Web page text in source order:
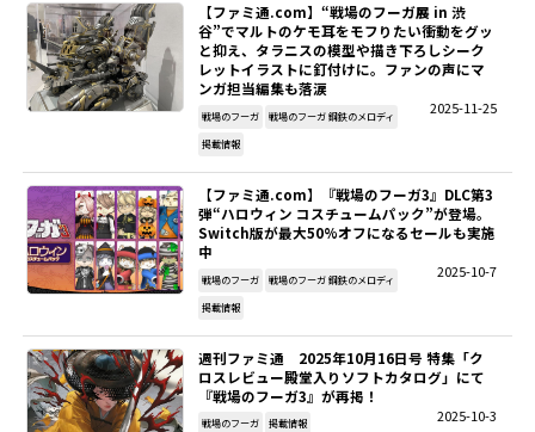
【ファミ通.com】“戦場のフーガ展 in 渋
谷”でマルトのケモ耳をモフりたい衝動をグッ
と抑え、タラニスの模型や描き下ろしシーク
レットイラストに釘付けに。ファンの声にマ
ンガ担当編集も落涙
2025-11-25
戦場のフーガ 戦場のフーガ 鋼鉄のメロディ
掲載情報
【ファミ通.com】『戦場のフーガ3』DLC第3
弾“ハロウィン コスチュームパック”が登場。
Switch版が最大50%オフになるセールも実施
中
2025-10-7
戦場のフーガ 戦場のフーガ 鋼鉄のメロディ
掲載情報
週刊ファミ通 2025年10月16日号 特集「ク
ロスレビュー殿堂入りソフトカタログ」にて
『戦場のフーガ3』が再掲！
2025-10-3
戦場のフーガ 掲載情報